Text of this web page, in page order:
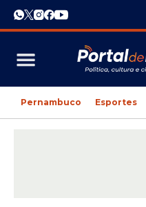
Pernambuco Esportes